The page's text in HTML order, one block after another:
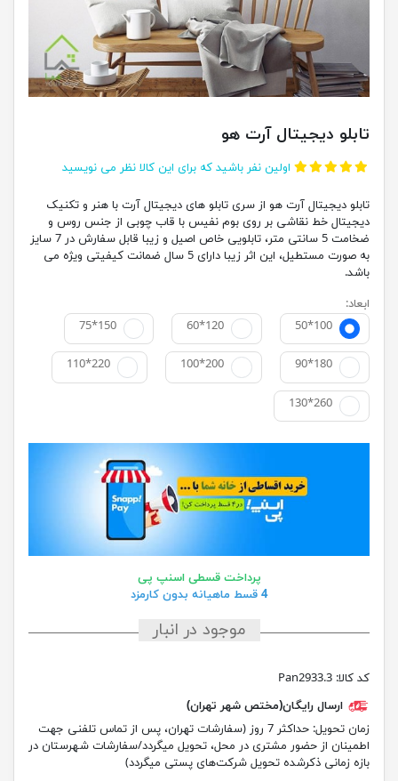
تابلو دیجیتال آرت هو
اولین نفر باشید که برای این کالا نظر می نویسید
تابلو دیجیتال آرت هو از سری تابلو های دیجیتال آرت با هنر و تکنیک
دیجیتال خط نقاشی بر روی بوم نفیس با قاب چوبی از جنس روس و
ضخامت 5 سانتی متر، تابلویی خاص اصیل و زیبا قابل سفارش در 7 سایز
به صورت مستطیل، این اثر زیبا دارای 5 سال ضمانت کیفیتی ویژه می
باشد.
ابعاد:
50*100
60*120
75*150
90*180
100*200
110*220
130*260
پرداخت قسطی اسنپ پی
4 قسط ماهیانه بدون کارمزد
موجود در انبار
کد کالا: Pan2933.3
ارسال رایگان(مختص شهر تهران)
زمان تحویل:
حداکثر 7 روز (سفارشات تهران، پس از تماس تلفنی جهت
اطمینان از حضور مشتری در محل، تحویل میگردد/سفارشات شهرستان در
بازه زمانی ذکرشده تحویل شرکت‌های پستی میگردد)